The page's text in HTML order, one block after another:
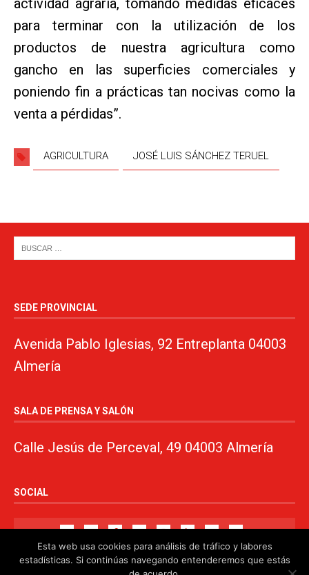
para terminar con la utilización de los
productos de nuestra agricultura como
gancho en las superficies comerciales y
poniendo fin a prácticas tan nocivas como la
venta a pérdidas”.
AGRICULTURA JOSÉ LUIS SÁNCHEZ TERUEL
SEDE PROVINCIAL
Avenida Pablo Iglesias, 92 Entreplanta 04003
Almería
SALA DE PRENSA Y SALÓN
Calle Jesús de Perceval, 49 04003 Almería
SOCIAL
Esta web usa cookies para análisis de tráfico y labores
estadísticas. Si continúas navegando entenderemos que estás